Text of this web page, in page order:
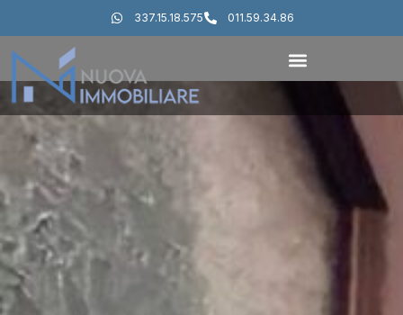
337.15.18.575 011.59.34.86